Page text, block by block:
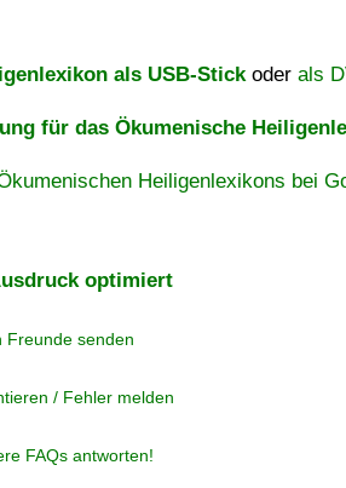
als USB-Stickoder als
für das Ökumenische
Heiligenlexikons bei
optimiert
Freunde senden
/ Fehler melden
FAQs antworten!